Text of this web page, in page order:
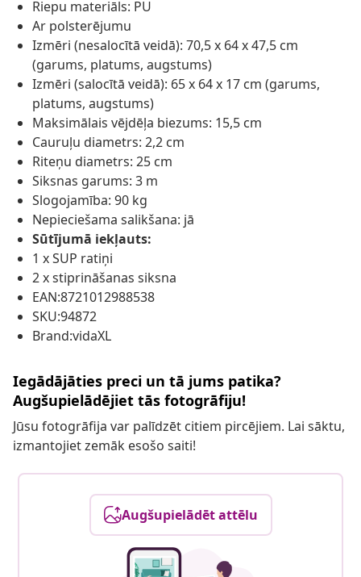
Riepu materiāls: PU
Ar polsterējumu
Izmēri (nesalocītā veidā): 70,5 x 64 x 47,5 cm
(garums, platums, augstums)
Izmēri (salocītā veidā): 65 x 64 x 17 cm (garums,
platums, augstums)
Maksimālais vējdēļa biezums: 15,5 cm
Cauruļu diametrs: 2,2 cm
Riteņu diametrs: 25 cm
Siksnas garums: 3 m
Slogojamība: 90 kg
Nepieciešama salikšana: jā
Sūtījumā iekļauts:
1 x SUP ratiņi
2 x stiprināšanas siksna
EAN:8721012988538
SKU:94872
Brand:vidaXL
Iegādājāties preci un tā jums patika?
Augšupielādējiet tās fotogrāfiju!
Jūsu fotogrāfija var palīdzēt citiem pircējiem. Lai sāktu,
izmantojiet zemāk esošo saiti!
Augšupielādēt attēlu